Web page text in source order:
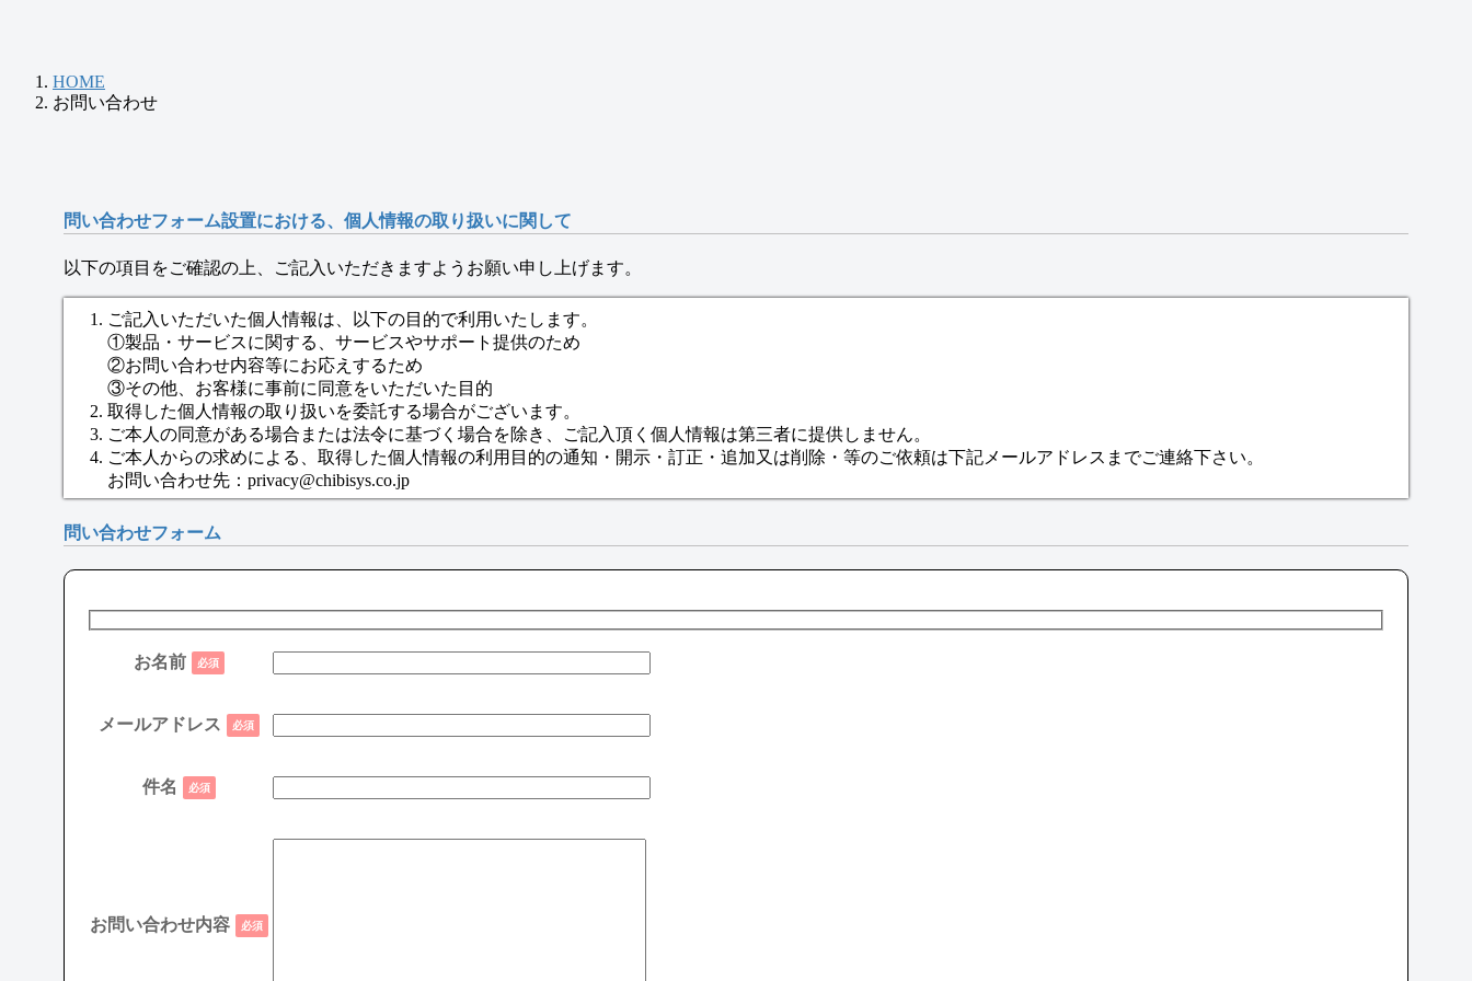
HOME
お問い合わせ
問い合わせフォーム設置における、個人情報の取り扱いに関して
以下の項目をご確認の上、ご記入いただきますようお願い申し上げます。
ご記入いただいた個人情報は、以下の目的で利用いたします。
①製品・サービスに関する、サービスやサポート提供のため
②お問い合わせ内容等にお応えするため
③その他、お客様に事前に同意をいただいた目的
取得した個人情報の取り扱いを委託する場合がございます。
ご本人の同意がある場合または法令に基づく場合を除き、ご記入頂く個人情報は第三者に提供しません。
ご本人からの求めによる、取得した個人情報の利用目的の通知・開示・訂正・追加又は削除・等のご依頼は下記メールアドレスまでご連絡下さい。
お問い合わせ先：privacy@chibisys.co.jp
問い合わせフォーム
お名前 必須
メールアドレス 必須
件名 必須
お問い合わせ内容 必須